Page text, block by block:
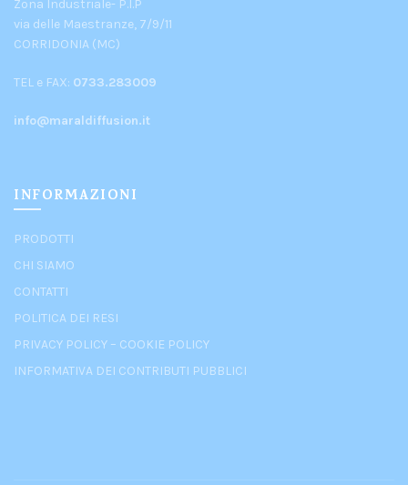
Zona Industriale- P.I.P
via delle Maestranze, 7/9/11
CORRIDONIA (MC)
TEL e FAX: 0733.283009
info@maraldiffusion.it
INFORMAZIONI
PRODOTTI
CHI SIAMO
CONTATTI
POLITICA DEI RESI
PRIVACY POLICY – COOKIE POLICY
INFORMATIVA DEI CONTRIBUTI PUBBLICI